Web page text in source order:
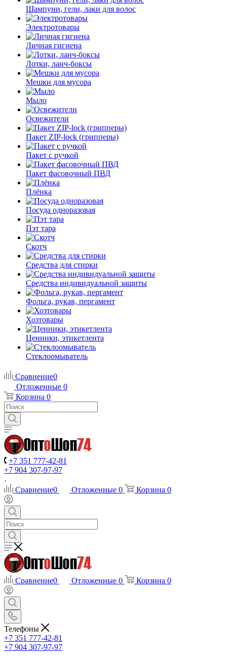
Шампуни, гели, лаки для волос
Электротовары
Личная гигиена
Лотки, ланч-боксы
Мешки для мусора
Мыло
Освежители
Пакет ZIP-lock (грипперы)
Пакет с ручкой
Пакет фасовочный ПВД
Плёнка
Посуда одноразовая
Пэт тара
Скотч
Средства для стирки
Средства индивидуальной защиты
Фольга, рукав, пергамент
Хозтовары
Ценники, этикетлента
Стеклоомыватель
Сравнение0
Отложенные 0
Корзина 0
+7 351 777-42-81
+7 904 307-97-97
Сравнение0 Отложенные 0 Корзина 0
Сравнение0 Отложенные 0 Корзина 0
Телефоны
+7 351 777-42-81
+7 904 307-97-97